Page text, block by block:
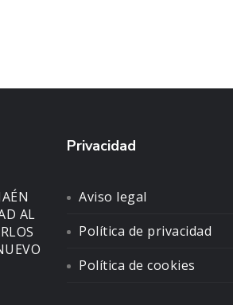
AL
Privacidad
Aviso legal
Política de privacidad
Política de cookies